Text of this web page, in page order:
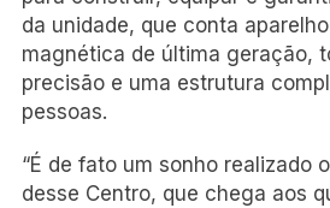
da unidade, que conta
magnética de última geração,
precisão e uma estrutura
pessoas.
“É de fato um sonho realizado
desse Centro, que chega aos